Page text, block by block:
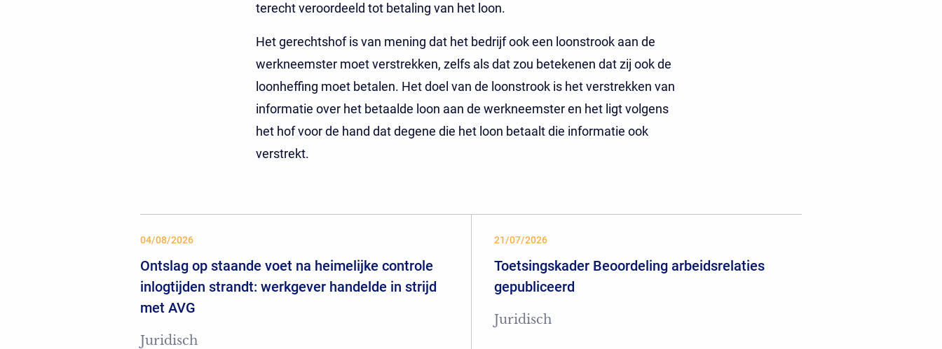
terecht veroordeeld tot betaling van het loon.
Het gerechtshof is van mening dat het bedrijf ook een loonstrook aan de
werkneemster moet verstrekken, zelfs als dat zou betekenen dat zij ook de
loonheffing moet betalen. Het doel van de loonstrook is het verstrekken van
informatie over het betaalde loon aan de werkneemster en het ligt volgens
het hof voor de hand dat degene die het loon betaalt die informatie ook
verstrekt.
04/08/2026
Ontslag op staande voet na heimelijke controle
inlogtijden strandt: werkgever handelde in strijd
met AVG
Juridisch
21/07/2026
Toetsingskader Beoordeling arbeidsrelaties
gepubliceerd
Juridisch